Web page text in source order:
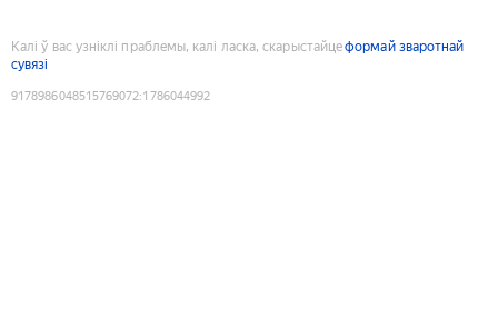
Калі ў вас узніклі праблемы, калі ласка, скарыстайцеформай зваротнай
сувязі
9178986048515769072:1786044992